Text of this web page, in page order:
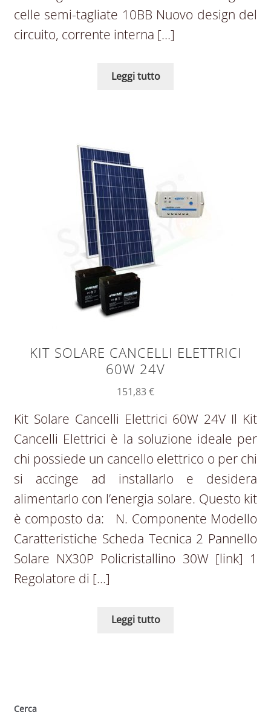
celle semi-tagliate 10BB Nuovo design del
circuito, corrente interna […]
Leggi tutto
KIT SOLARE CANCELLI ELETTRICI
60W 24V
151,83€
Kit Solare Cancelli Elettrici 60W 24V Il Kit
Cancelli Elettrici è la soluzione ideale per
chi possiede un cancello elettrico o per chi
si accinge ad installarlo e desidera
alimentarlo con l’energia solare. Questo kit
è composto da: N. Componente Modello
Caratteristiche Scheda Tecnica 2 Pannello
Solare NX30P Policristallino 30W [link] 1
Regolatore di […]
Leggi tutto
Cerca